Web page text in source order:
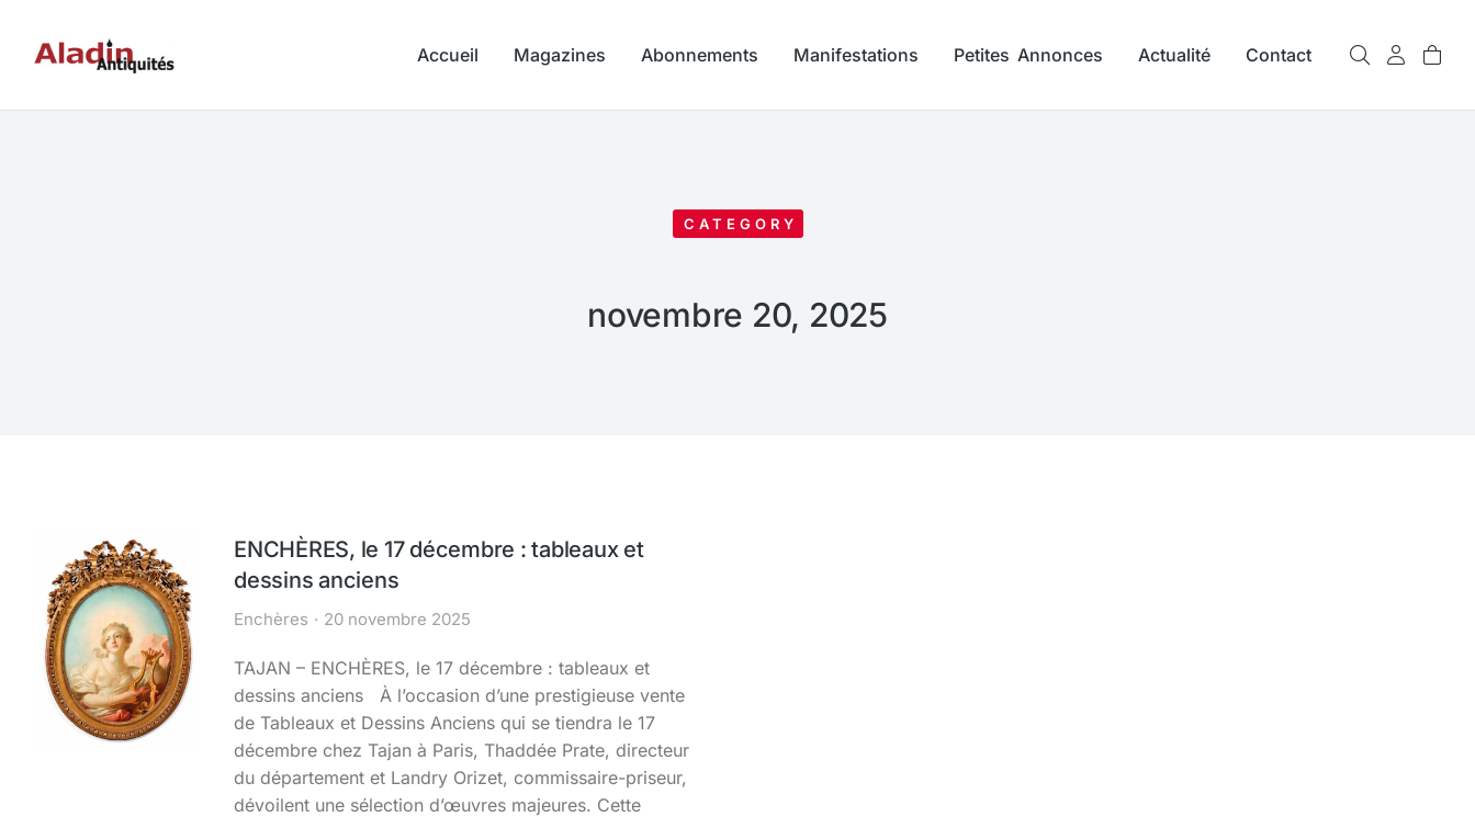
Accueil Magazines Abonnements Manifestations Petites Annonces Actualité Contact
CATEGORY
novembre 20, 2025
ENCHÈRES, le 17 décembre : tableaux et
dessins anciens
Enchères 20 novembre 2025
TAJAN – ENCHÈRES, le 17 décembre : tableaux et
dessins anciens À l’occasion d’une prestigieuse vente
de Tableaux et Dessins Anciens qui se tiendra le 17
décembre chez Tajan à Paris, Thaddée Prate, directeur
du département et Landry Orizet, commissaire-priseur,
dévoilent une sélection d’œuvres majeures. Cette